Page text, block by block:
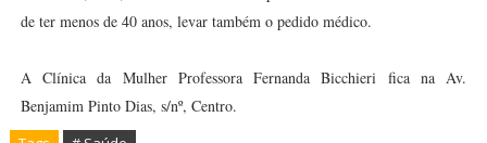
de ter menos de 40 anos, levar também o pedido médico.
A Clínica da Mulher Professora Fernanda Bicchieri fica na Av.
Benjamim Pinto Dias, s/nº, Centro.